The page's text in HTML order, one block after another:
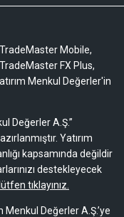
Mobile,
FX Plus,
Menkul Değerler'in
Değerler A.Ş.”
Yatırım
kapsamında değildir
destekleyecek
tıklayınız.
Menkul Değerler A.Ş.’ye